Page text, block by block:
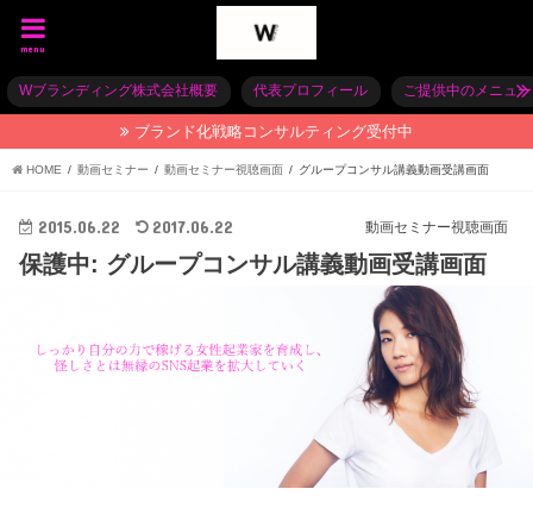
menu
Wブランディング株式会社概要 代表プロフィール ご提供中のメニュー
ブランド化戦略コンサルティング受付中
HOME 動画セミナー 動画セミナー視聴画面 グループコンサル講義動画受講画面
動画セミナー視聴画面
2015.06.22 2017.06.22
保護中: グループコンサル講義動画受講画面